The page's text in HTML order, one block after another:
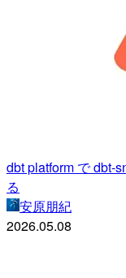
dbt platform で dbt-
る
安原朋紀
2026.05.08